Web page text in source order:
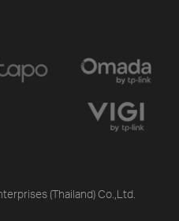
(Thailand) Co.,Ltd.